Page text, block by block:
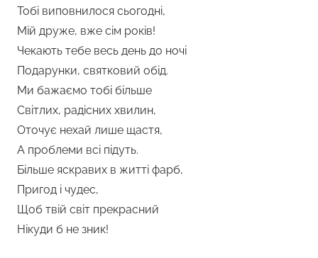
Тобі виповнилося сьогодні,
Мій друже, вже сім років!
Чекають тебе весь день до ночі
Подарунки, святковий обід.
Ми бажаємо тобі більше
Світлих, радісних хвилин,
Оточує нехай лише щастя,
А проблеми всі підуть.
Більше яскравих в житті фарб,
Пригод і чудес,
Щоб твій світ прекрасний
Нікуди б не зник!